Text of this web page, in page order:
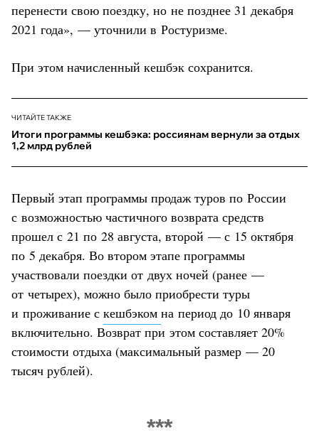
перенести свою поездку, но не позднее 31 декабря
2021 года», — уточнили в Ростуризме.
При этом начисленный кешбэк сохранится.
ЧИТАЙТЕ ТАКЖЕ
Итоги программы кешбэка: россиянам вернули за отдых
1,2 млрд рублей
Первый этап программы продаж туров по России
с возможностью частичного возврата средств
прошел с 21 по 28 августа, второй — с 15 октября
по 5 декабря. Во втором этапе программы
участвовали поездки от двух ночей (ранее —
от четырех), можно было приобрести туры
и проживание с кешбэком на период до 10 января
включительно. Возврат при этом составляет 20%
стоимости отдыха (максимальный размер — 20
тысяч рублей).